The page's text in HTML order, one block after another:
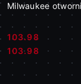
Milwaukee
Cena:
103.98
Cena:
103.98